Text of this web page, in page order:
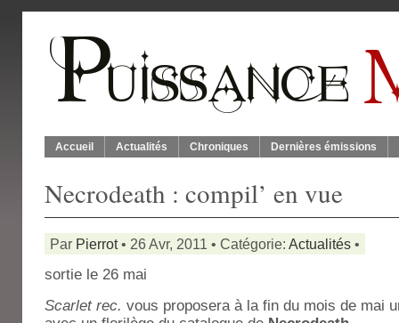
Accueil Actualités Chroniques Dernières émissions
Necrodeath : compil’ en vue
Par Pierrot• 26 Avr, 2011 • Catégorie: Actualités •
sortie le 26 mai
Scarlet rec. vous proposera à la fin du mois de mai